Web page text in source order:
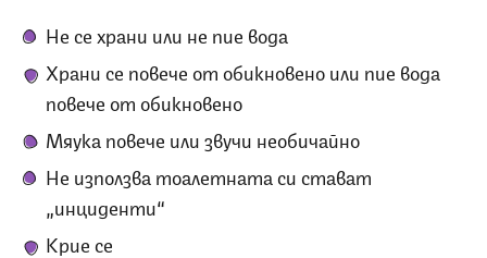
Не се храни или не пие вода
Храни се повече от обикновено или пие вода
повече от обикновено
Мяука повече или звучи необичайно
Не използва тоалетната си стават
„инциденти“
Крие се